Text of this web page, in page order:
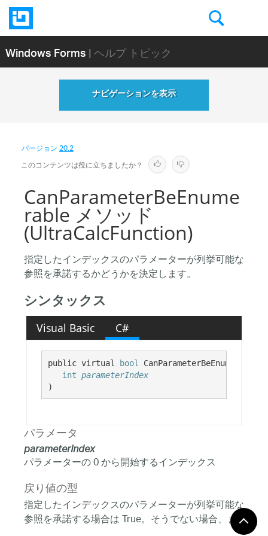
Windows Forms| ヘルプ トピック
ナビゲーションを表示
バージョン20.2
このコンテンツは役に立ちましたか？
CanParameterBeEnume
rable メソッド
(UltraCalcFunction)
指定したインデックスのパラメーターが列挙可能な
参照を承諾するかどうかを決定します。
シンタックス
Visual Basic C#
public virtual bool
CanParameterBeEnumerable(
int parameterIndex
)
パラメータ
parameterIndex
パラメーターの 0 から開始するインデックス
戻り値の型
指定したインデックスのパラメーターが列挙可能な
参照を承諾する場合は True。そうでない場合、ま